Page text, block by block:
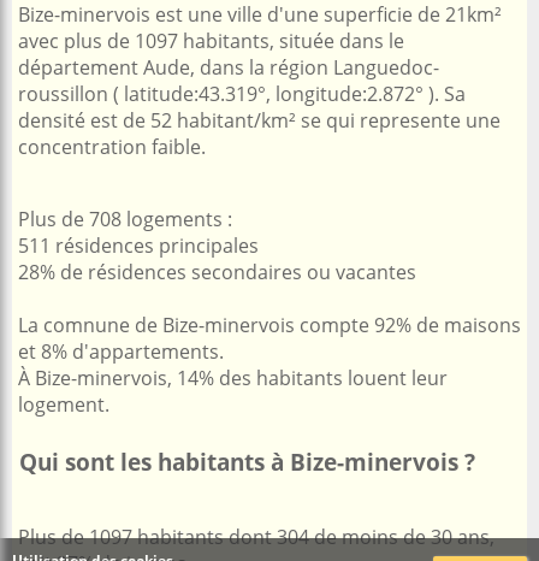
Bize-minervois est une ville d'une superficie de 21km²
avec plus de 1097 habitants, située dans le
département Aude, dans la région Languedoc-
roussillon ( latitude:43.319°, longitude:2.872° ). Sa
densité est de 52 habitant/km² se qui represente une
concentration faible.
Plus de 708 logements :
511 résidences principales
28% de résidences secondaires ou vacantes
La comnune de Bize-minervois compte 92% de maisons
et 8% d'appartements.
À Bize-minervois, 14% des habitants louent leur
logement.
Qui sont les habitants à Bize-minervois ?
Plus de 1097 habitants dont 304 de moins de 30 ans,